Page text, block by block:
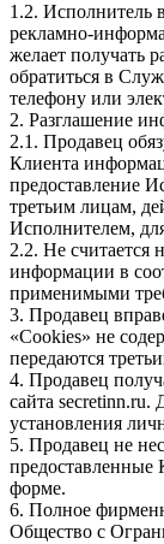
1.2. Исполнитель
рекламно-
желает получать
обратиться в
телефону или
2. Разглашение
2.1. Продавец
Клиента
предоставление
третьим лицам,
Исполнителем,
2.2. Не считается
информации в
применимыми
3. Продавец
«Cookies» не
передаются
4. Продавец
сайта secretinn.ru.
установления
5. Продавец не
предоставленные
форме.
6. Полное
Общество с